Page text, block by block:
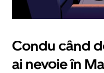
Condu când
ai nevoie în